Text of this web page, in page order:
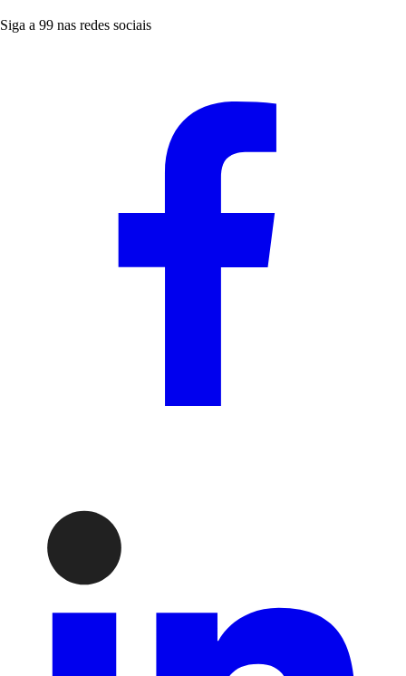
Siga a 99 nas redes sociais